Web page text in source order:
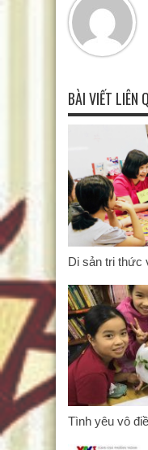
BÀI VIẾT LIÊN
Di sản tri thức
Tình yêu vô